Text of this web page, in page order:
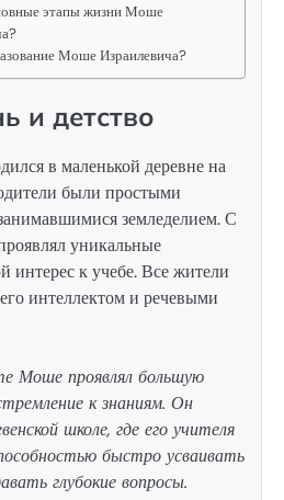
этапы жизни Моше
Моше Израилевича?
и детство
в маленькой деревне на
были простыми
земледелием. С
уникальные
интерес к учебе. Все жители
интеллектом и речевыми
Моше проявлял большую
к знаниям. Он
школе, где его учителя
быстро усваивать
глубокие вопросы.